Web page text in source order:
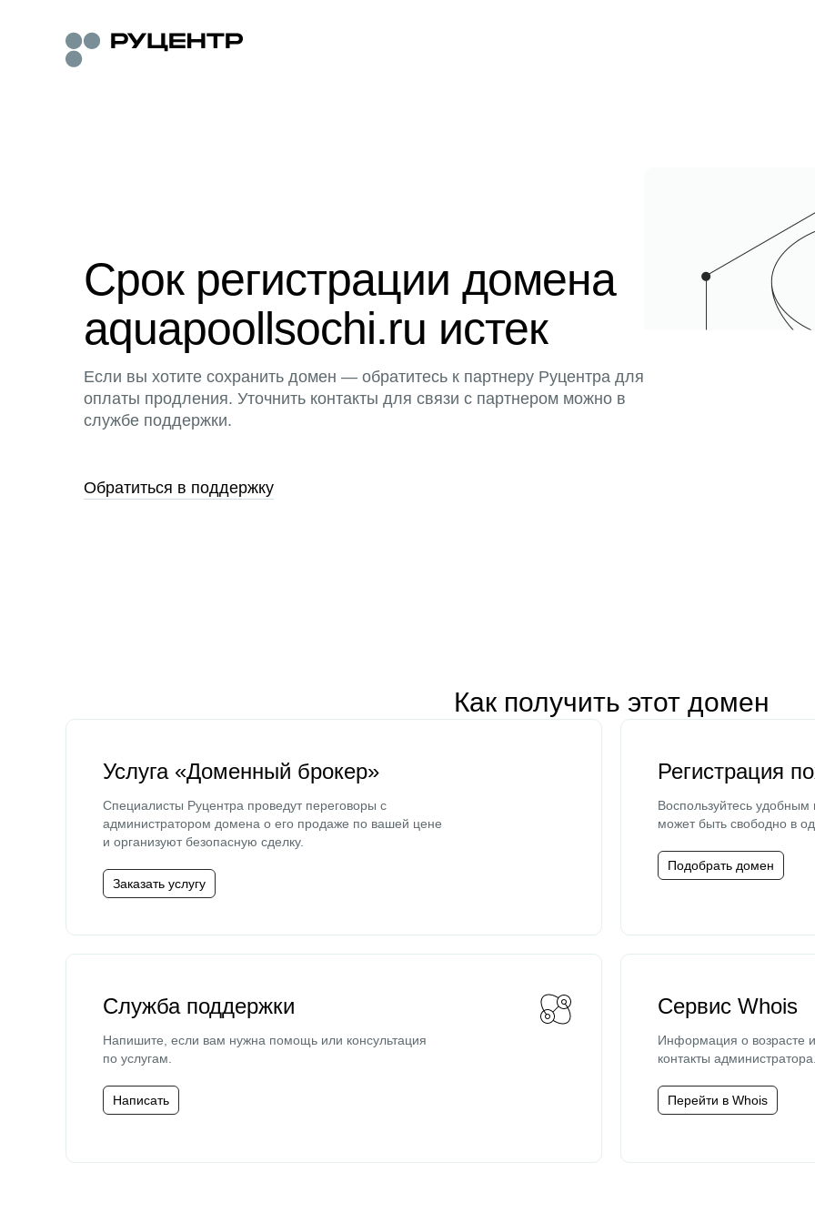
Срок регистрации домена
aquapoollsochi.ru истек
Если вы хотите сохранить домен — обратитесь к партнеру Руцентра для
оплаты продления. Уточнить контакты для связи с партнером можно в
службе поддержки.
Обратиться в поддержку
Как получить этот домен
Услуга «Доменный брокер»
Специалисты Руцентра проведут переговоры с
администратором домена о его продаже по вашей цене
и организуют безопасную сделку.
Заказать услугу
Регистрация
Воспользуйтесь
может быть свободно в
Подобрать домен
Служба поддержки
Напишите, если вам нужна помощь или консультация
по услугам.
Написать
Сервис Whois
Информация о возрасте
контакты
Перейти в Whois